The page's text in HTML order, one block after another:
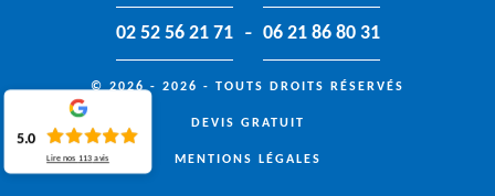
02 52 56 21 71 - 06 21 86 80 31
© 2026 - 2026 - TOUTS DROITS RÉSERVÉS
DEVIS GRATUIT
MENTIONS LÉGALES
5.0
Lire nos 113 avis